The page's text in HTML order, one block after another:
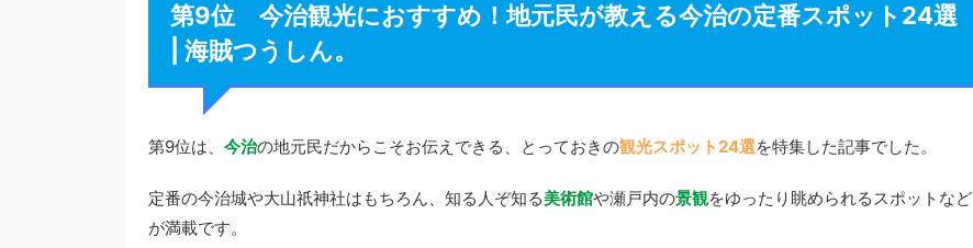
第9位 今治観光におすすめ！地元民が教える今治の定番スポット24選
| 海賊つうしん。
第9位は、 今治の地元民だからこそお伝えできる、とっておきの観光スポット24選を特集した記事でした。
定番の今治城や大山祇神社はもちろん、知る人ぞ知る美術館や瀬戸内の景観をゆったり眺められるスポットなど
が満載です。